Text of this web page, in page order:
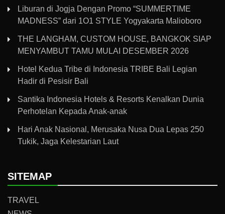
Liburan di Jogja Dengan Promo “SUMMERTIME
MADNESS” dari 1O1 STYLE Yogyakarta Malioboro
THE LANGHAM, CUSTOM HOUSE, BANGKOK SIAP
MENYAMBUT TAMU MULAI DESEMBER 2026
Hotel Kedua Tribe di Indonesia TRIBE Bali Legian
Hadir di Pesisir Bali
Santika Indonesia Hotels & Resorts Kenalkan Dunia
Perhotelan Kepada Anak-anak
Hari Anak Nasional, Merusaka Nusa Dua Lepas 250
Tukik, Jaga Kelestarian Laut
SITEMAP
TRAVEL